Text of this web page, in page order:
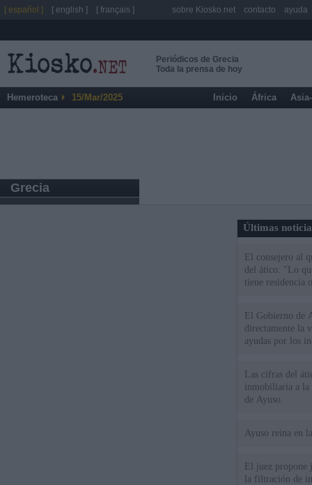
Periódicos de Grecia
Toda la prensa de hoy
Hemeroteca 15/Mar/2025 Inicio África
Grecia
Últimas
El consejero al
del ático: "Lo
tiene residencia
El Gobierno de
directamente la
ayudas por los
Las cifras del
inmobiliaria a la
de Ayuso
Ayuso reina en
El juez propone
la filtración de
[ español ] [ english ] [ français ] sobre Kiosko.net contacto ayuda